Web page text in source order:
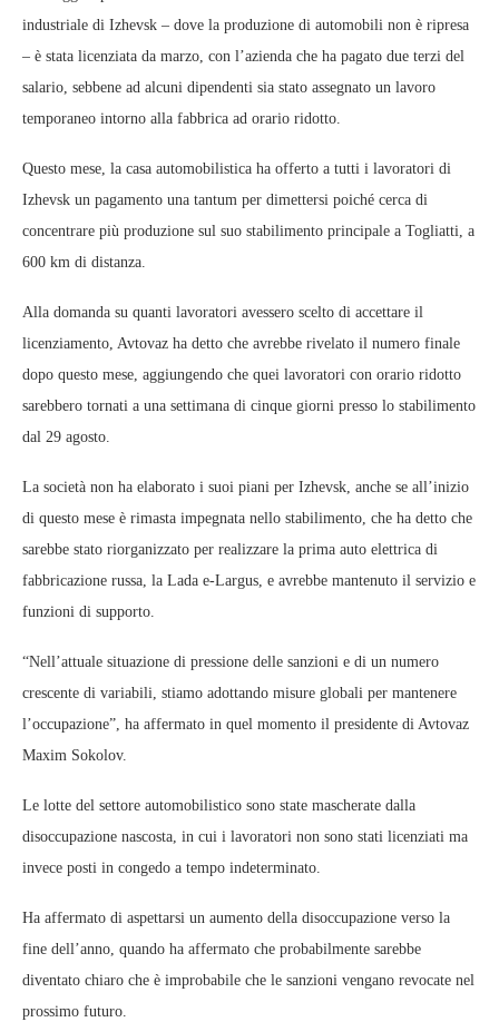
industriale di Izhevsk – dove la produzione di automobili non è ripresa
– è stata licenziata da marzo, con l’azienda che ha pagato due terzi del
salario, sebbene ad alcuni dipendenti sia stato assegnato un lavoro
temporaneo intorno alla fabbrica ad orario ridotto.
Questo mese, la casa automobilistica ha offerto a tutti i lavoratori di
Izhevsk un pagamento una tantum per dimettersi poiché cerca di
concentrare più produzione sul suo stabilimento principale a Togliatti, a
600 km di distanza.
Alla domanda su quanti lavoratori avessero scelto di accettare il
licenziamento, Avtovaz ha detto che avrebbe rivelato il numero finale
dopo questo mese, aggiungendo che quei lavoratori con orario ridotto
sarebbero tornati a una settimana di cinque giorni presso lo stabilimento
dal 29 agosto.
La società non ha elaborato i suoi piani per Izhevsk, anche se all’inizio
di questo mese è rimasta impegnata nello stabilimento, che ha detto che
sarebbe stato riorganizzato per realizzare la prima auto elettrica di
fabbricazione russa, la Lada e-Largus, e avrebbe mantenuto il servizio e
funzioni di supporto.
“Nell’attuale situazione di pressione delle sanzioni e di un numero
crescente di variabili, stiamo adottando misure globali per mantenere
l’occupazione”, ha affermato in quel momento il presidente di Avtovaz
Maxim Sokolov.
Le lotte del settore automobilistico sono state mascherate dalla
disoccupazione nascosta, in cui i lavoratori non sono stati licenziati ma
invece posti in congedo a tempo indeterminato.
Ha affermato di aspettarsi un aumento della disoccupazione verso la
fine dell’anno, quando ha affermato che probabilmente sarebbe
diventato chiaro che è improbabile che le sanzioni vengano revocate nel
prossimo futuro.